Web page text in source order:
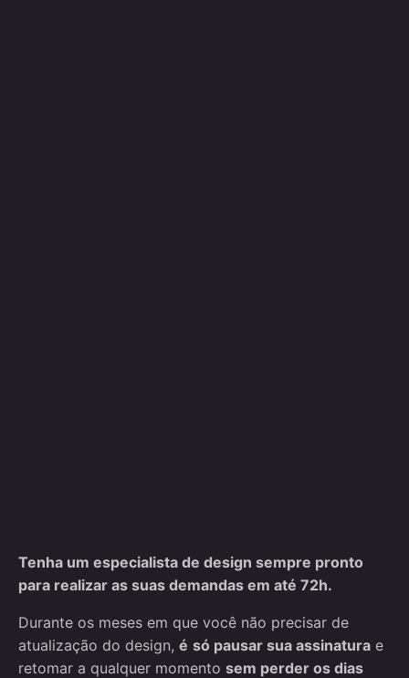
Tenha um especialista de design sempre pronto
para realizar as suas demandas em até 72h.
Durante os meses em que você não precisar de
atualização do design, é só pausar sua assinatura e
retomar a qualquer momento sem perder os dias